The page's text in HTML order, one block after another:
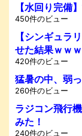
【水回り完備
450件のビュー
【シンギュラ
せた結果ｗｗｗ
420件のビュー
猛暑の中、弱
260件のビュー
ラジコン飛行
みた！
240件のビュー